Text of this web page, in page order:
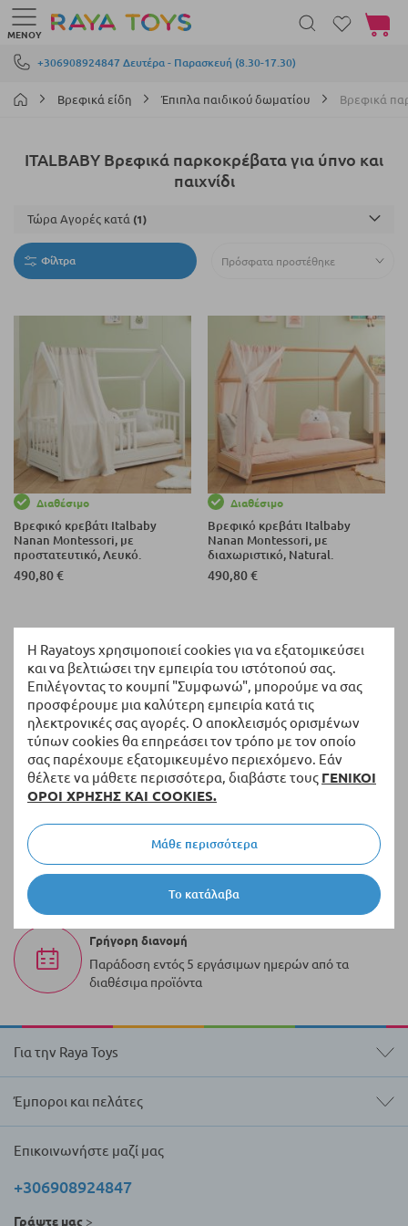
Η Rayatoys χρησιμοποιεί cookies για να εξατομικεύσει
και να βελτιώσει την εμπειρία του ιστότοπού σας.
Επιλέγοντας το κουμπί "Συμφωνώ", μπορούμε να σας
προσφέρουμε μια καλύτερη εμπειρία κατά τις
ηλεκτρονικές σας αγορές. Ο αποκλεισμός ορισμένων
τύπων cookies θα επηρεάσει τον τρόπο με τον οποίο
σας παρέχουμε εξατομικευμένο περιεχόμενο. Εάν
θέλετε να μάθετε περισσότερα, διαβάστε τους ΓΕΝΙΚΟΙ
ΟΡΟΙ ΧΡΗΣΗΣ ΚΑΙ COOKIES.
Το κατάλαβα
Μάθε περισσότερα
Μετάβαση στο περιεχόμενο
+306908924847 Δευτέρα - Παρασκευή (8.30-17.30)
ΜΕΝΟΎ
Το
Βρεφικά είδη Έπιπλα παιδικού δωματίου Βρεφικά
ITALBABY Βρεφικά παρκοκρέβατα για ύπνο και
παιχνίδι
Φίλτρα
Διαθέσιμο
Βρεφικό κρεβάτι Italbaby
Nanan Montessori, με
προστατευτικό, Λευκό.
490,80 €
Διαθέσιμο
Βρεφικό κρεβάτι Italbaby
Nanan Montessori, με
διαχωριστικό, Natural.
490,80 €
ανά σελίδα
Τώρα Αγορές κατά
Επιστροφή και ανταλλαγή
14 ημέρες δικαίωμα επιστροφής χωρίς επιπλέον
ερωτήσεις
Δωρεάν αποστολή
100.000+ προϊόντα
Μια ποικιλία από πρωτότυπα προϊόντα πάντα σε
Γρήγορη διανομή
Παράδοση εντός 5 εργάσιμων ημερών από τα
διαθέσιμα προϊόντα
Για την Raya Toys
Έμποροι και πελάτες
Επικοινωνήστε μαζί μας
+306908924847
Γράψτε μας >